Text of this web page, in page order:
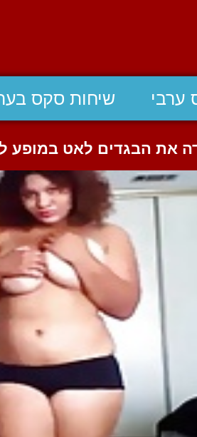
ערבי שיחות סקס
את הבגדים לאט במופע